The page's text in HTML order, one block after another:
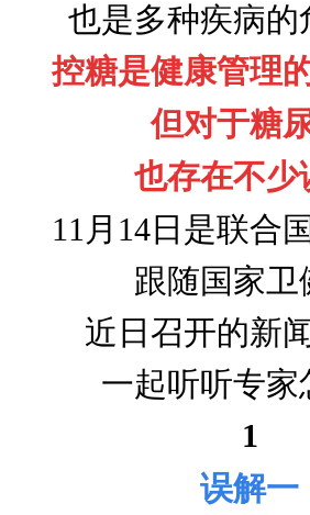
也是多种疾病的
控糖是健康管理
但对于糖
也存在不少
11月14日是联合
跟随国家卫
近日召开的新
一起听听专家
1
误解一